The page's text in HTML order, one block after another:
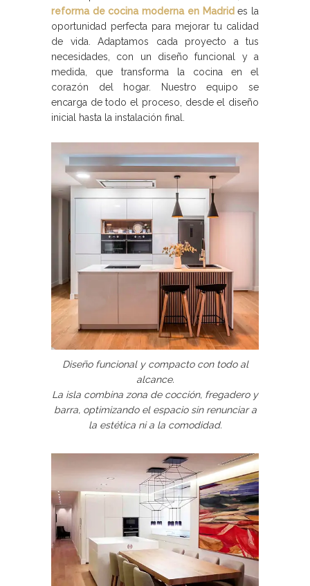
reforma de cocina moderna en Madrid es la
oportunidad perfecta para mejorar tu calidad
de vida. Adaptamos cada proyecto a tus
necesidades, con un diseño funcional y a
medida, que transforma la cocina en el
corazón del hogar. Nuestro equipo se
encarga de todo el proceso, desde el diseño
inicial hasta la instalación final.
Diseño funcional y compacto con todo al
alcance.
La isla combina zona de cocción, fregadero y
barra, optimizando el espacio sin renunciar a
la estética ni a la comodidad.